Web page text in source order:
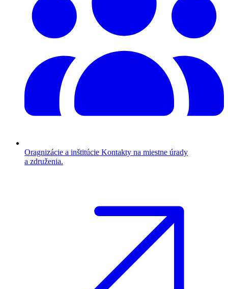
Oragnizácie a inštitúcie Kontakty na miestne úrady
a združenia.